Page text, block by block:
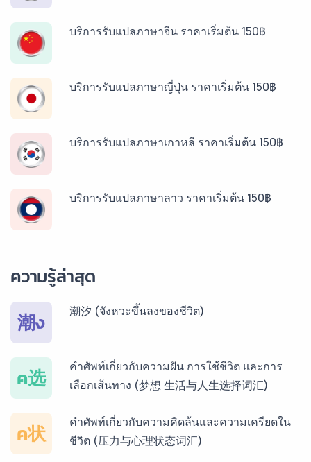
บริการรับแปลภาษาจีน ราคาเริ่มต้น 150฿
บริการรับแปลภาษาญี่ปุ่น ราคาเริ่มต้น 150฿
บริการรับแปลภาษาเกาหลี ราคาเริ่มต้น 150฿
บริการรับแปลภาษาลาว ราคาเริ่มต้น 150฿
บริการรับแปลภาษากัมพูชา ราคาเริ่มต้น 150฿
บริการรับแปลภาษาเวียดนาม ราคาเริ่มต้น 150฿
บริการรับแปลภาษาฝรั่งเศส ราคาเริ่มต้น 150฿
ความรู้ล่าสุด
潮ง 潮汐 (จังหวะขึ้นลงของชีวิต)
ค选
คำศัพท์เกี่ยวกับความฝัน การใช้ชีวิต และการ
เลือกเส้นทาง (梦想 生活与人生选择词汇)
ค状
คำศัพท์เกี่ยวกับความคิดล้นและความเครียดใน
ชีวิต (压力与心理状态词汇)